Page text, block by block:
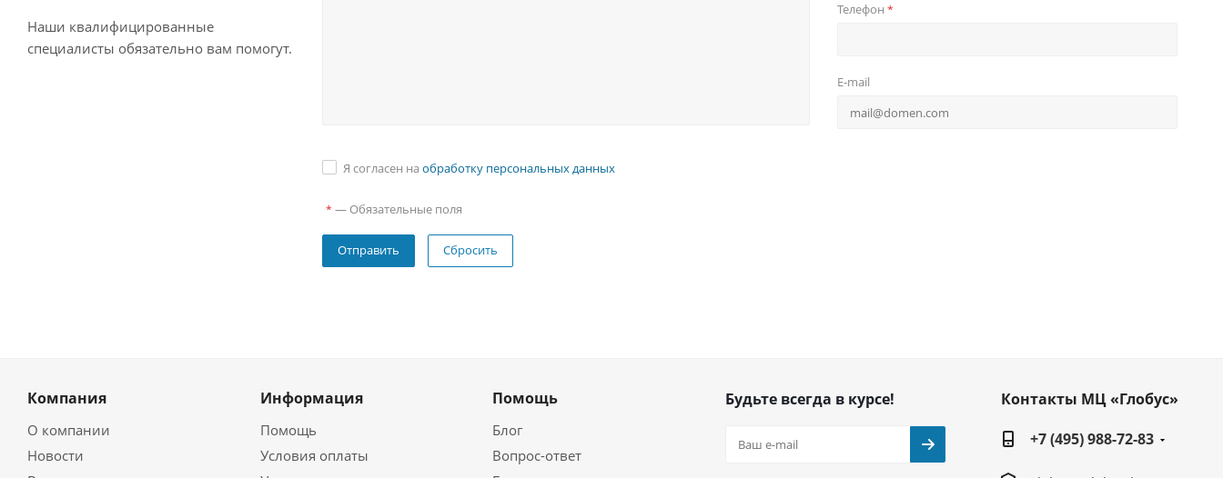
Наши квалифицированные
специалисты обязательно вам помогут.
Телефон *
E-mail
Я согласен на обработку персональных данных
* — Обязательные поля
Сбросить
Компания
О компании
Новости
Информация
Помощь
Условия оплаты
Помощь
Блог
Вопрос-ответ
Будьте всегда в курсе!
Контакты МЦ «Глобус»
+7 (495) 988-72-83